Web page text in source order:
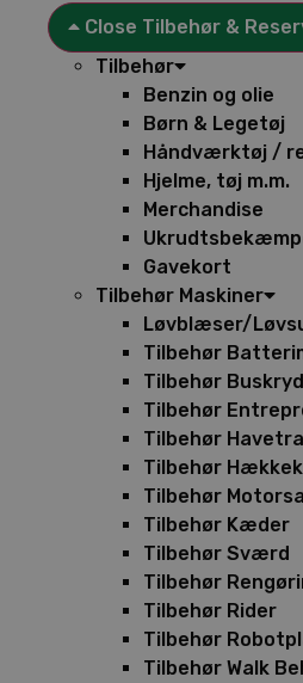
Close Tilbehør &
Tilbehør
Benzin og olie
Børn & Legetøj
Håndværktøj /
Hjelme, tøj m.m.
Merchandise
Gavekort
Tilbehør Maskiner
Løvblæser/
Tilbehør
Tilbehør
Tilbehør
Tilbehør
Tilbehør
Tilbehør
Tilbehør Kæder
Tilbehør Sværd
Tilbehør
Tilbehør Rider
Tilbehør
Tilbehør Walk